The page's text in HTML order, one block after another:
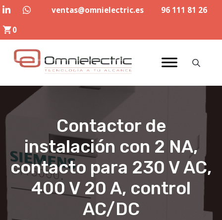
Saltar
contenido
ventas@omnielectric.es
96 111 81 26
0
Contactor de
instalación con 2 NA,
contacto para 230 V AC,
400 V 20 A, control
AC/DC